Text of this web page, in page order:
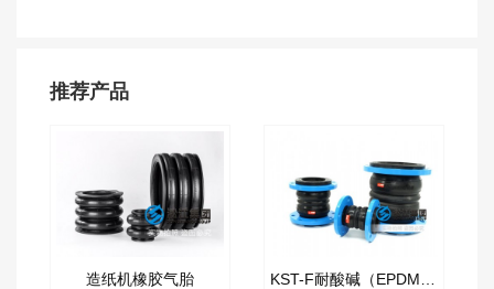
推荐产品
造纸机橡胶气胎